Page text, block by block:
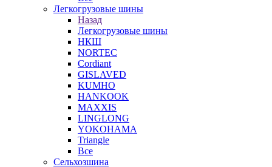
Легкогрузовые шины
Назад
Легкогрузовые шины
НКШ
NORTEС
Cordiant
GISLAVED
KUMHO
HANKOOK
MAXXIS
LINGLONG
YOKOHAMA
Triangle
Все
Сельхозшина